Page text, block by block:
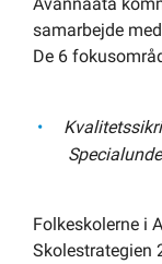
samarbejde
De 6
Folkeskolerne i
Skolestrategien